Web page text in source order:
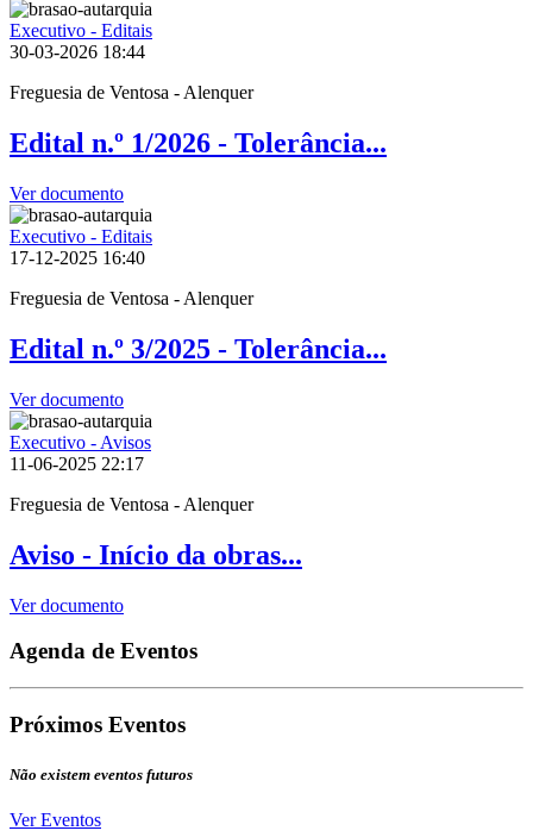
Executivo - Editais
30-03-2026 18:44
Freguesia de Ventosa - Alenquer
Edital n.º 1/2026 - Tolerância...
Ver documento
Executivo - Editais
17-12-2025 16:40
Freguesia de Ventosa - Alenquer
Edital n.º 3/2025 - Tolerância...
Ver documento
Executivo - Avisos
11-06-2025 22:17
Freguesia de Ventosa - Alenquer
Aviso - Início da obras...
Ver documento
Agenda de Eventos
Próximos Eventos
Não existem eventos futuros
Ver Eventos